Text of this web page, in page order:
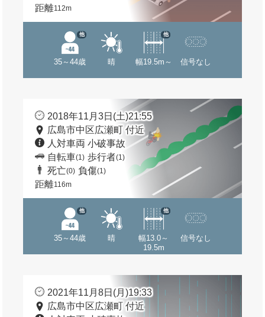
距離112m
35～44歳
他
晴 幅19.5m～
他
信号なし
2018年11月3日(土)21:55
広島市中区広瀬町 付近
人対車両 小破事故
自転車(1) 歩行者(1)
死亡(0) 負傷(1)
距離116m
35～44歳
他
晴
幅13.0～
19.5m
他
信号なし
2021年11月8日(月)19:33
広島市中区広瀬町 付近